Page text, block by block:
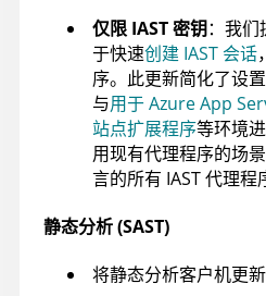
仅限 IAST 密钥：我
于快速创建 IAST 会话
序。此更新简化了设
与用于 Azure App
站点扩展程序等环境
用现有代理程序的场
言的所有 IAST 代理程
静态分析 (SAST)
将静态分析客户机更